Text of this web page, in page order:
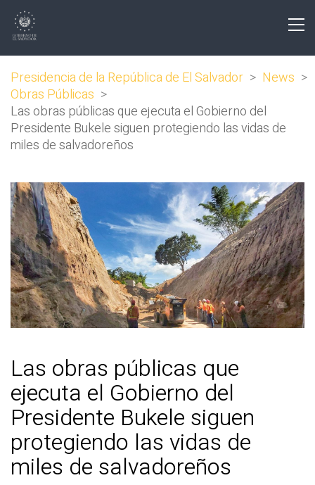
Presidencia de la República de El Salvador > News >
Obras Públicas >
Las obras públicas que ejecuta el Gobierno del
Presidente Bukele siguen protegiendo las vidas de
miles de salvadoreños
Las obras públicas que
ejecuta el Gobierno del
Presidente Bukele siguen
protegiendo las vidas de
miles de salvadoreños